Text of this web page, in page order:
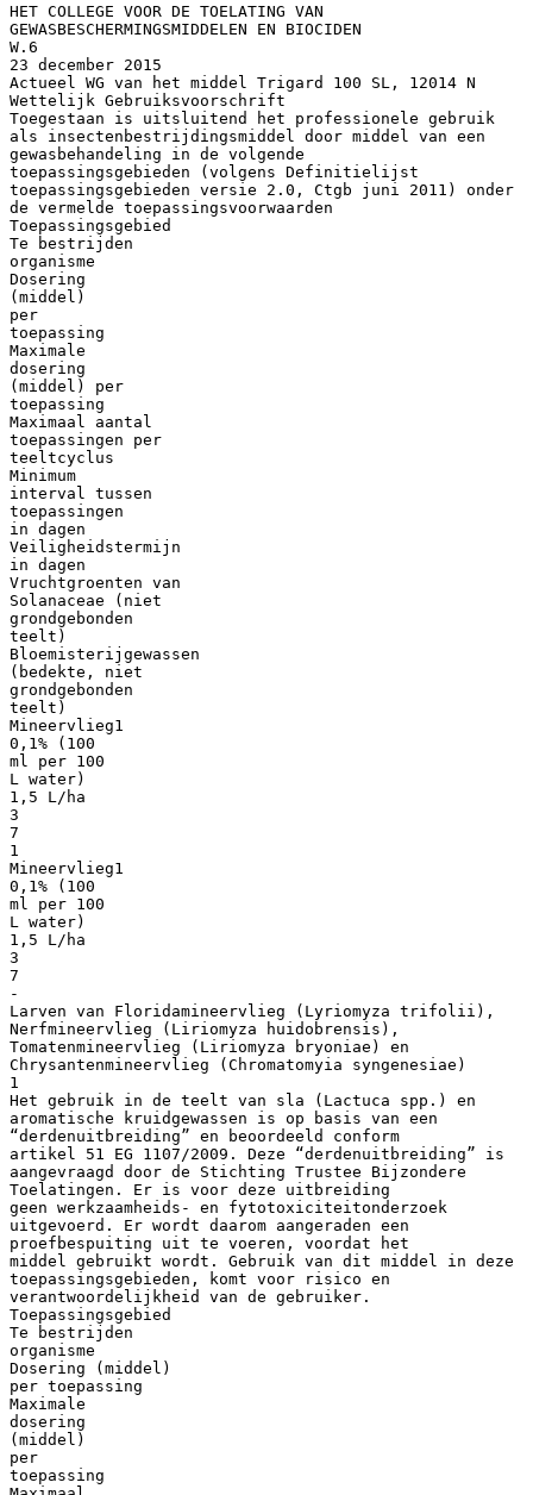
HET COLLEGE VOOR DE TOELATING VAN
GEWASBESCHERMINGSMIDDELEN EN BIOCIDEN
W.6
23 december 2015
Actueel WG van het middel Trigard 100 SL, 12014 N
Wettelijk Gebruiksvoorschrift
Toegestaan is uitsluitend het professionele gebruik
als insectenbestrijdingsmiddel door middel van een
gewasbehandeling in de volgende
toepassingsgebieden (volgens Definitielijst
toepassingsgebieden versie 2.0, Ctgb juni 2011) onder
de vermelde toepassingsvoorwaarden
Toepassingsgebied
Te bestrijden
organisme
Dosering
(middel)
per
toepassing
Maximale
dosering
(middel) per
toepassing
Maximaal aantal
toepassingen per
teeltcyclus
Minimum
interval tussen
toepassingen
in dagen
Veiligheidstermijn
in dagen
Vruchtgroenten van
Solanaceae (niet
grondgebonden
teelt)
Bloemisterijgewassen
(bedekte, niet
grondgebonden
teelt)
Mineervlieg1
0,1% (100
ml per 100
L water)
1,5 L/ha
3
7
1
Mineervlieg1
0,1% (100
ml per 100
L water)
1,5 L/ha
3
7
-
Larven van Floridamineervlieg (Lyriomyza trifolii),
Nerfmineervlieg (Liriomyza huidobrensis),
Tomatenmineervlieg (Liriomyza bryoniae) en
Chrysantenmineervlieg (Chromatomyia syngenesiae)
1
Het gebruik in de teelt van sla (Lactuca spp.) en
aromatische kruidgewassen is op basis van een
“derdenuitbreiding” en beoordeeld conform
artikel 51 EG 1107/2009. Deze “derdenuitbreiding” is
aangevraagd door de Stichting Trustee Bijzondere
Toelatingen. Er is voor deze uitbreiding
geen werkzaamheids- en fytotoxiciteitonderzoek
uitgevoerd. Er wordt daarom aangeraden een
proefbespuiting uit te voeren, voordat het
middel gebruikt wordt. Gebruik van dit middel in deze
toepassingsgebieden, komt voor risico en
verantwoordelijkheid van de gebruiker.
Toepassingsgebied
Te bestrijden
organisme
Dosering (middel)
per toepassing
Maximale
dosering
(middel)
per
toepassing